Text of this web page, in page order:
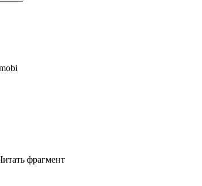
фрагмент